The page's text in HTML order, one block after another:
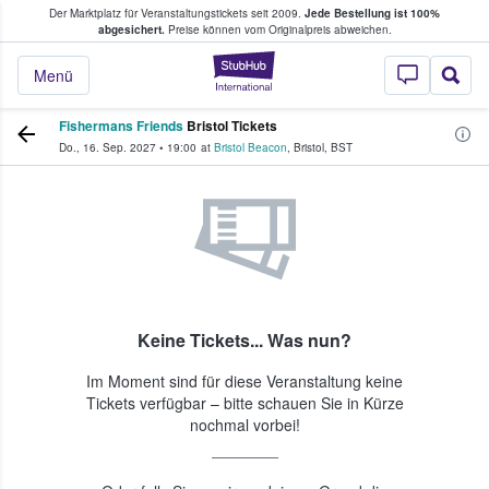
Der Marktplatz für Veranstaltungstickets seit 2009. Jede Bestellung ist 100%
abgesichert.Preise können vom Originalpreis abweichen.
StubHub - Wo
Menü
Tickets kaufen & verkaufen
Fishermans Friends Bristol Tickets
Do., 16. Sep. 2027 • 19:00 at Bristol Beacon, Bristol, BST
Keine Tickets... Was nun?
Im Moment sind für diese Veranstaltung keine
Tickets verfügbar – bitte schauen Sie in Kürze
nochmal vorbei!